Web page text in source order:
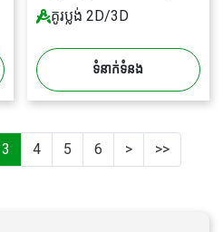
គូរប្លង់ 2D/3D
ទំនាក់ទំនង
3 4 5 6 > >>